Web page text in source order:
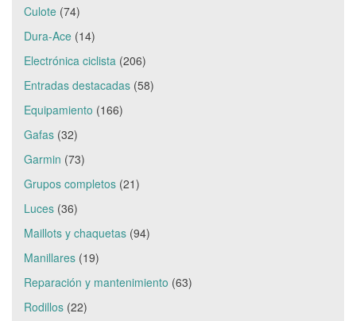
Culote (74)
Dura-Ace (14)
Electrónica ciclista (206)
Entradas destacadas (58)
Equipamiento (166)
Gafas (32)
Garmin (73)
Grupos completos (21)
Luces (36)
Maillots y chaquetas (94)
Manillares (19)
Reparación y mantenimiento (63)
Rodillos (22)